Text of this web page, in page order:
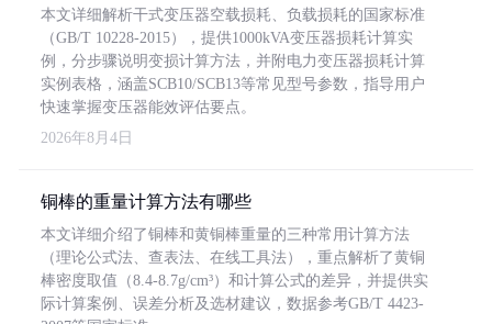
本文详细解析干式变压器空载损耗、负载损耗的国家标准
（GB/T 10228-2015），提供1000kVA变压器损耗计算实
例，分步骤说明变损计算方法，并附电力变压器损耗计算
实例表格，涵盖SCB10/SCB13等常见型号参数，指导用户
快速掌握变压器能效评估要点。
2026年8月4日
铜棒的重量计算方法有哪些
本文详细介绍了铜棒和黄铜棒重量的三种常用计算方法
（理论公式法、查表法、在线工具法），重点解析了黄铜
棒密度取值（8.4-8.7g/cm³）和计算公式的差异，并提供实
际计算案例、误差分析及选材建议，数据参考GB/T 4423-